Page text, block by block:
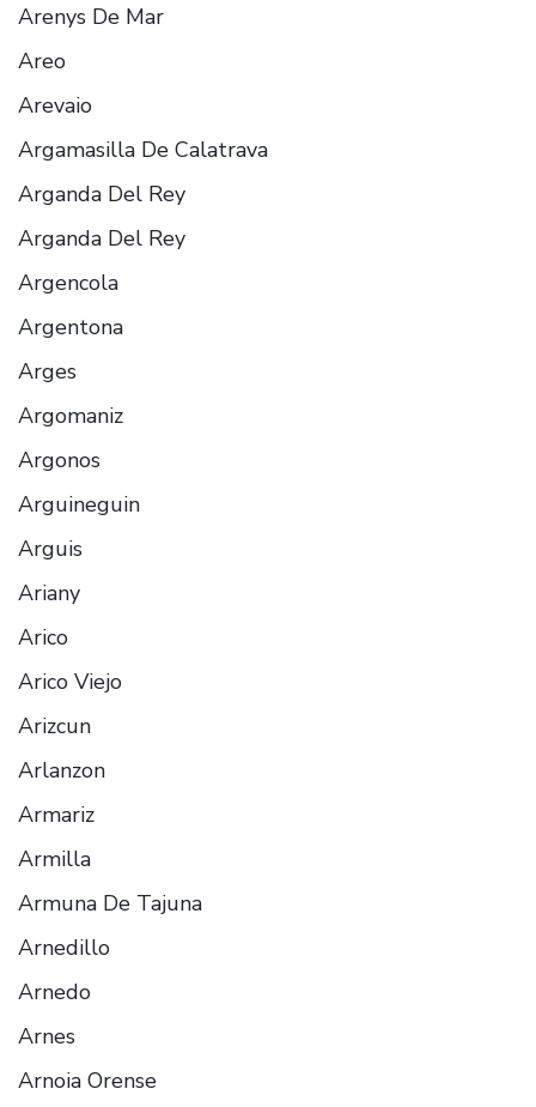
Arenys De Mar
Areo
Arevaio
Argamasilla De Calatrava
Arganda Del Rey
Arganda Del Rey
Argencola
Argentona
Arges
Argomaniz
Argonos
Arguineguin
Arguis
Ariany
Arico
Arico Viejo
Arizcun
Arlanzon
Armariz
Armilla
Armuna De Tajuna
Arnedillo
Arnedo
Arnes
Arnoia Orense